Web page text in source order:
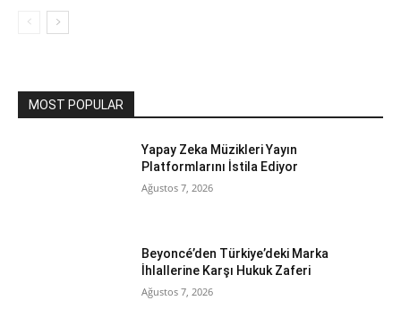
MOST POPULAR
Yapay Zeka Müzikleri Yayın
Platformlarını İstila Ediyor
Ağustos 7, 2026
Beyoncé’den Türkiye’deki Marka
İhlallerine Karşı Hukuk Zaferi
Ağustos 7, 2026